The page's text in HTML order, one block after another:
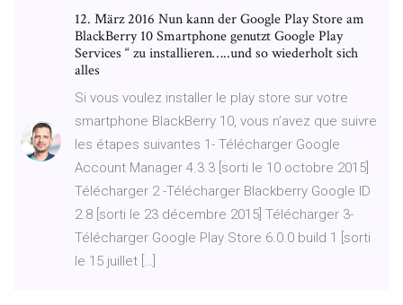
12. März 2016 Nun kann der Google Play Store am
BlackBerry 10 Smartphone genutzt Google Play
Services “ zu installieren…..und so wiederholt sich
alles
Si vous voulez installer le play store sur votre
smartphone BlackBerry 10, vous n’avez que suivre
les étapes suivantes 1- Télécharger Google
Account Manager 4.3.3 [sorti le 10 octobre 2015]
Télécharger 2 -Télécharger Blackberry Google ID
2.8 [sorti le 23 décembre 2015] Télécharger 3-
Télécharger Google Play Store 6.0.0 build 1 [sorti
le 15 juillet […]